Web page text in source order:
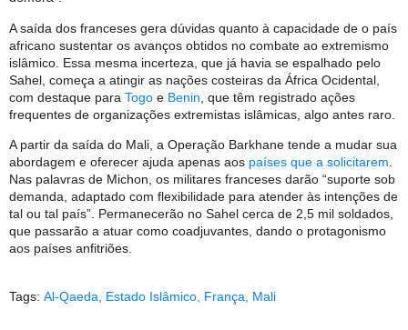
A saída dos franceses gera dúvidas quanto à capacidade de o país
africano sustentar os avanços obtidos no combate ao extremismo
islâmico. Essa mesma incerteza, que já havia se espalhado pelo
Sahel, começa a atingir as nações costeiras da África Ocidental,
com destaque para Togo e Benin , que têm registrado ações
frequentes de organizações extremistas islâmicas, algo antes raro.
A partir da saída do Mali, a Operação Barkhane tende a mudar sua
abordagem e oferecer ajuda apenas aos países que a solicitarem
Nas palavras de Michon, os militares franceses darão “suporte sob
demanda, adaptado com flexibilidade para atender às intenções de
tal ou tal país”. Permanecerão no Sahel cerca de 2,5 mil soldados,
que passarão a atuar como coadjuvantes, dando o protagonismo
aos países anfitriões.
Tags: Al-Qaeda, Estado Islâmico, França, Mali